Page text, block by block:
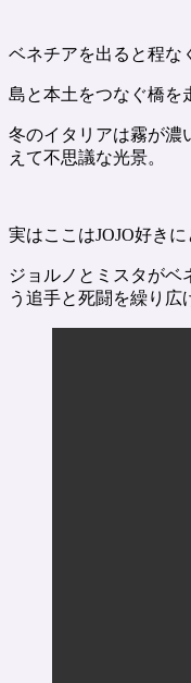
ベネチアを出ると程な
島と本土をつなぐ橋を
冬のイタリアは霧が濃
えて不思議な光景。
実はここはJOJO好き
ジョルノとミスタがベ
う追手と死闘を繰り広